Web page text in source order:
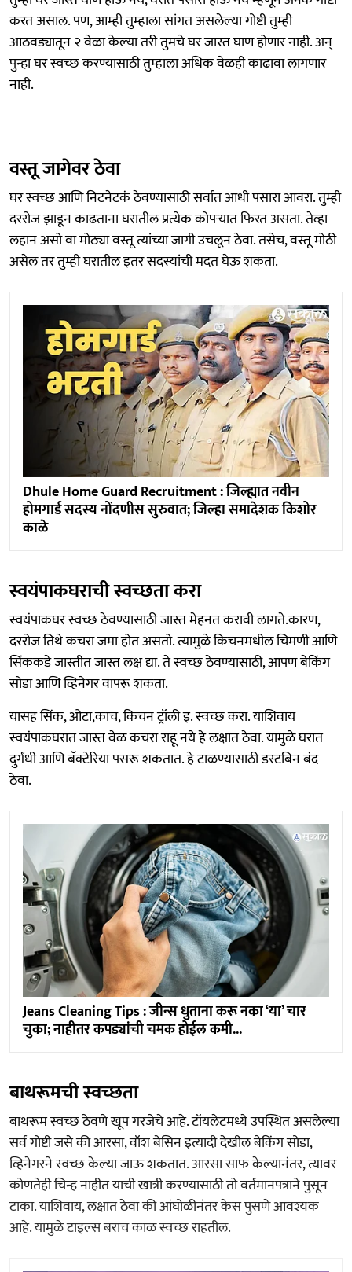
करत असाल. पण, आम्ही तुम्हाला सांगत असलेल्या गोष्टी तुम्ही
आठवड्यातून २ वेळा केल्या तरी तुमचे घर जास्त घाण होणार नाही. अन्
पुन्हा घर स्वच्छ करण्यासाठी तुम्हाला अधिक वेळही काढावा लागणार
नाही.
वस्तू जागेवर ठेवा
घर स्वच्छ आणि निटनेटकं ठेवण्यासाठी सर्वात आधी पसारा आवरा. तुम्ही
दररोज झाडून काढताना घरातील प्रत्येक कोपऱ्यात फिरत असता. तेव्हा
लहान असो वा मोठ्या वस्तू त्यांच्या जागी उचलून ठेवा. तसेच, वस्तू मोठी
असेल तर तुम्ही घरातील इतर सदस्यांची मदत घेऊ शकता.
Dhule Home Guard Recruitment : जिल्ह्यात नवीन
होमगार्ड सदस्य नोंदणीस सुरुवात; जिल्हा समादेशक किशोर
काळे
स्वयंपाकघराची स्वच्छता करा
स्वयंपाकघर स्वच्छ ठेवण्यासाठी जास्त मेहनत करावी लागते.कारण,
दररोज तिथे कचरा जमा होत असतो. त्यामुळे किचनमधील चिमणी आणि
सिंककडे जास्तीत जास्त लक्ष द्या. ते स्वच्छ ठेवण्यासाठी, आपण बेकिंग
सोडा आणि व्हिनेगर वापरू शकता.
यासह सिंक, ओटा,काच, किचन ट्रॉली इ. स्वच्छ करा. याशिवाय
स्वयंपाकघरात जास्त वेळ कचरा राहू नये हे लक्षात ठेवा. यामुळे घरात
दुर्गंधी आणि बॅक्टेरिया पसरू शकतात. हे टाळण्यासाठी डस्टबिन बंद
ठेवा.
Jeans Cleaning Tips : जीन्स धुताना करू नका ‘या’ चार
चुका; नाहीतर कपड्यांची चमक होईल कमी...
बाथरूमची स्वच्छता
बाथरूम स्वच्छ ठेवणे खूप गरजेचे आहे. टॉयलेटमध्ये उपस्थित असलेल्या
सर्व गोष्टी जसे की आरसा, वॉश बेसिन इत्यादी देखील बेकिंग सोडा,
व्हिनेगरने स्वच्छ केल्या जाऊ शकतात. आरसा साफ केल्यानंतर, त्यावर
कोणतेही चिन्ह नाहीत याची खात्री करण्यासाठी तो वर्तमानपत्राने पुसून
टाका. याशिवाय, लक्षात ठेवा की आंघोळीनंतर केस पुसणे आवश्यक
आहे. यामुळे टाइल्स बराच काळ स्वच्छ राहतील.